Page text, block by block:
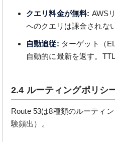
クエリ料金が無料: AWS
へのクエリは課金されない
自動追従: ターゲット（
自動的に最新を返す。
2.4 ルーティングポリシ
Route 53は8種類のルーティ
験頻出）。